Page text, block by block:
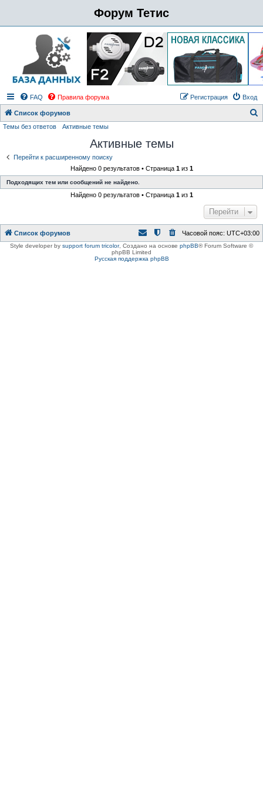
Форум Тетис
FAQ Правила форума Вход
Регистрация
Список форумов
Темы без ответов Активные темы
Активные темы
Перейти к расширенному поиску
Найдено 0 результатов • Страница 1из 1
Подходящих тем или сообщений не найдено.
Найдено 0 результатов • Страница 1из 1
Перейти
Список форумов Часовой пояс: UTC+03:00
Style developer by support forum tricolor, Создано на основе phpBB® Forum Software ©
phpBB Limited
Русская поддержка phpBB